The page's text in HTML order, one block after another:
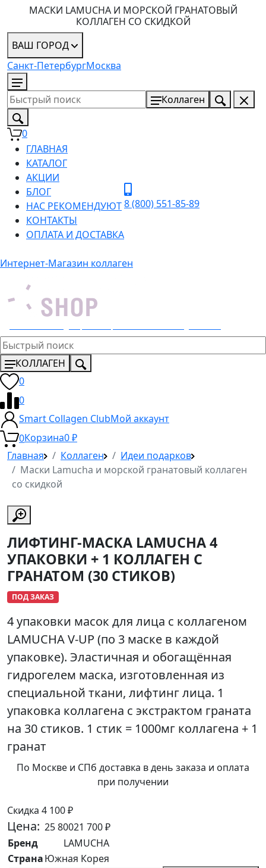
МАСКИ LAMUCHA И МОРСКОЙ ГРАНАТОВЫЙ
КОЛЛАГЕН СО СКИДКОЙ
ВАШ ГОРОД
Санкт-ПетербургМосква
Коллаген
0
ГЛАВНАЯ
КАТАЛОГ
АКЦИИ
БЛОГ
НАС РЕКОМЕНДУЮТ
КОНТАКТЫ
ОПЛАТА И ДОСТАВКА
8 (800) 551-85-89
Интернет-Магазин коллаген
КОЛЛАГЕН
0
0
Smart Collagen ClubМой аккаунт
0Корзина0₽
Главная
Коллаген
Идеи подарков
Маски Lamucha и морской гранатовый коллаген
со скидкой
ЛИФТИНГ-МАСКА LAMUCHA 4
УПАКОВКИ + 1 КОЛЛАГЕН С
ГРАНАТОМ (30 СТИКОВ)
ПОД ЗАКАЗ
4 упаковки масок для лица с коллагеном
LAMUCHA V-UP (по 3 маске в каждой
упаковке). Эластичная и обогащённая
гидрогелем маска, изготовленная из
специальной ткани, лифтинг лица. 1
упаковка коллагена с экстрактом граната
на 30 стиков. 1 стик = 1000мг коллагена + 1
гранат
По Москве и СПб доставка в день заказа и оплата
при получении
Скидка 4 100 ₽
Цена: 25 80021 700₽
Бренд
LAMUCHA
СтранаЮжная Корея